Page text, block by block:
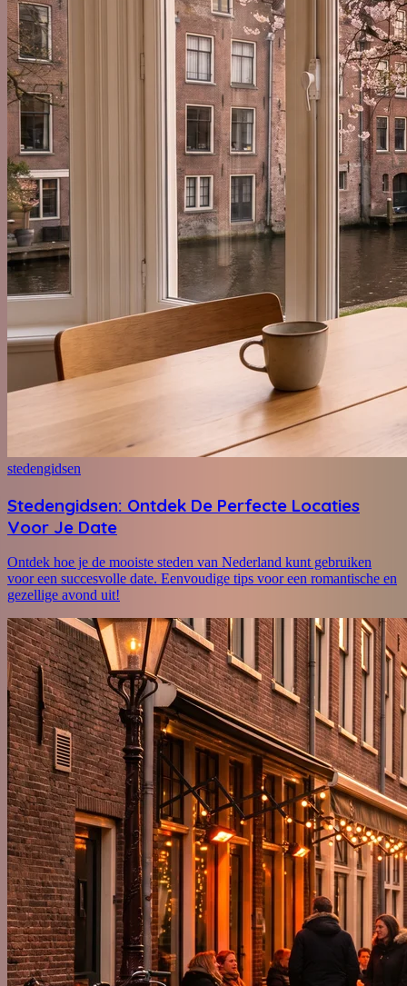
stedengidsen
Stedengidsen: Ontdek De Perfecte Locaties
Voor Je Date
Ontdek hoe je de mooiste steden van Nederland kunt gebruiken
voor een succesvolle date. Eenvoudige tips voor een romantische en
gezellige avond uit!